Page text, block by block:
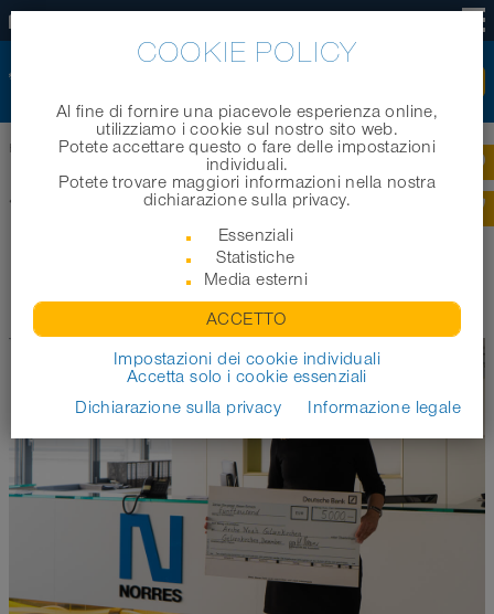
Home Notizie| Archivio 2020|Donazione di Natale per una buona causa
Indietro alla panoramica
DONAZIONE DI NATALE PER UNA
BUONA CAUSA
COOKIE POLICY
Al fine di fornire una piacevole esperienza online,
utilizziamo i cookie sul nostro sito web.
Potete accettare questo o fare delle impostazioni
individuali.
Potete trovare maggiori informazioni nella nostra
dichiarazione sulla privacy.
Essenziali
Statistiche
Media esterni
ACCETTO
Impostazioni dei cookie individuali
Accetta solo i cookie essenziali
Dichiarazione sulla privacy
Informazione legale